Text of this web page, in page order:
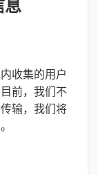
息
收集的用户
前，我们不
输，我们将